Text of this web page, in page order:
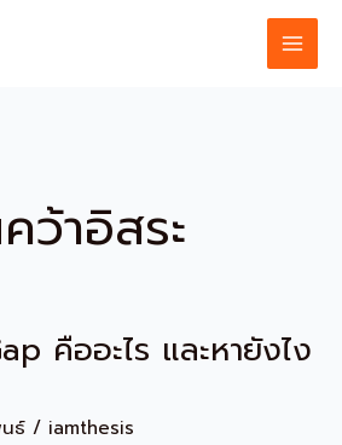
ว้าอิสระ
คืออะไร และหายังไง
ธ์ / iamthesis